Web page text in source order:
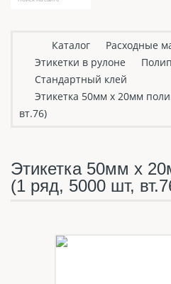
Каталог
Расходные
Этикетки в рулоне
Стандартный клей
Этикетка 50мм х 20мм
вт.76)
Этикетка 50мм х
(1 ряд, 5000 шт,